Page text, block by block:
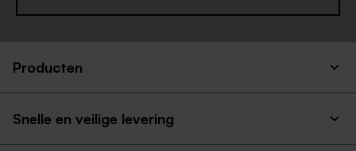
Producten
Snelle en veilige levering